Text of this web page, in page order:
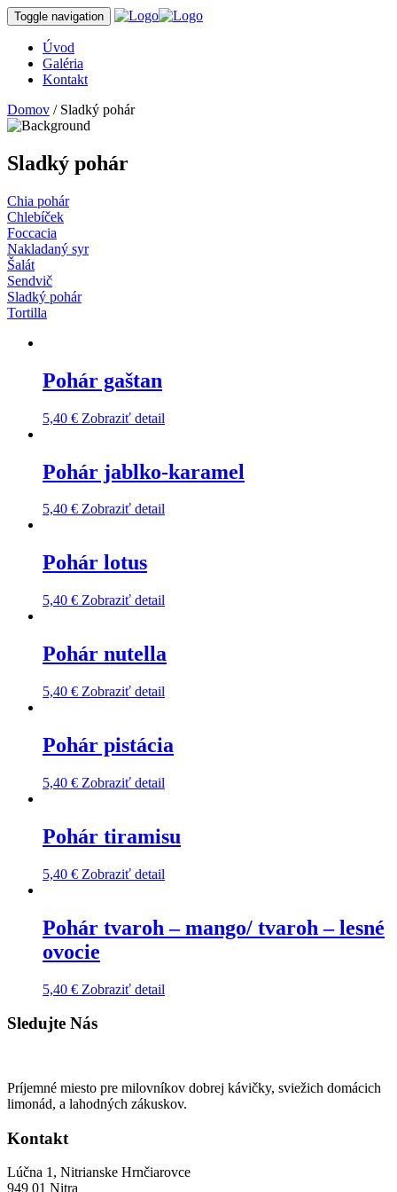
Toggle navigation
Úvod
Galéria
Kontakt
Domov / Sladký pohár
Sladký pohár
Chia pohár
Chlebíček
Foccacia
Nakladaný syr
Šalát
Sendvič
Sladký pohár
Tortilla
Pohár gaštan
5,40 € Zobraziť detail
Pohár jablko-karamel
5,40 € Zobraziť detail
Pohár lotus
5,40 € Zobraziť detail
Pohár nutella
5,40 € Zobraziť detail
Pohár pistácia
5,40 € Zobraziť detail
Pohár tiramisu
5,40 € Zobraziť detail
Pohár tvaroh – mango/ tvaroh – lesné
ovocie
5,40 € Zobraziť detail
Sledujte Nás
Príjemné miesto pre milovníkov dobrej kávičky, sviežich domácich
limonád, a lahodných zákuskov.
Kontakt
Lúčna 1, Nitrianske Hrnčiarovce
949 01 Nitra